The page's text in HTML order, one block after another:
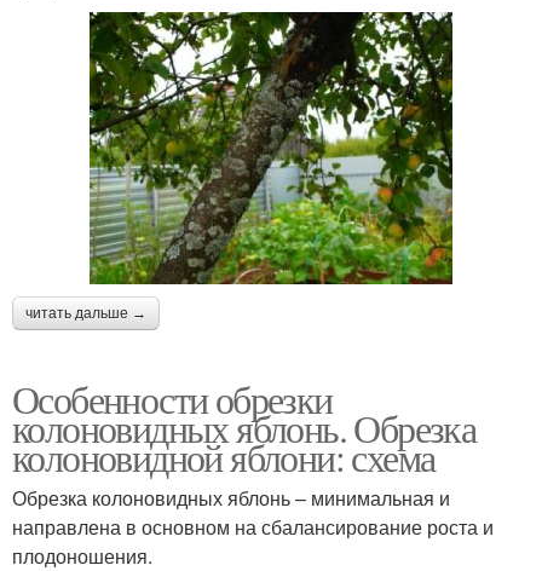
читать дальше →
Особенности обрезки
колоновидных яблонь. Обрезка
колоновидной яблони: схема
Обрезка колоновидных яблонь – минимальная и
направлена в основном на сбалансирование роста и
плодоношения.